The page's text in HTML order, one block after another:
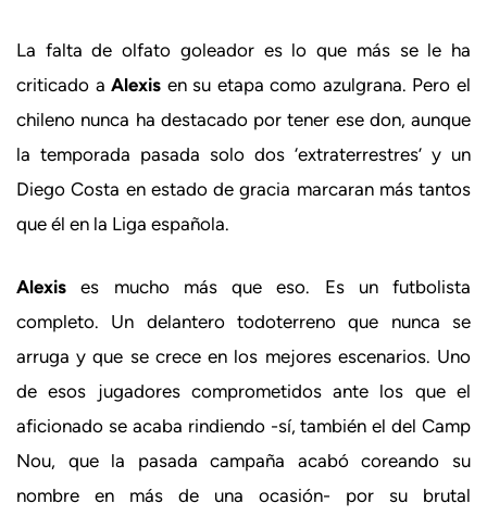
La falta de olfato goleador es lo que más se le ha
criticado aAlexis en su etapa como azulgrana. Pero el
chileno nunca ha destacado por tener ese don, aunque
la temporada pasada solo dos ‘extraterrestres’ y un
Diego Costa en estado de gracia marcaran más tantos
que él en la Liga española.
Alexis es mucho más que eso. Es un futbolista
completo. Un delantero todoterreno que nunca se
arruga y que se crece en los mejores escenarios. Uno
de esos jugadores comprometidos ante los que el
aficionado se acaba rindiendo -sí, también el del Camp
Nou, que la pasada campaña acabó coreando su
nombre en más de una ocasión- por su brutal